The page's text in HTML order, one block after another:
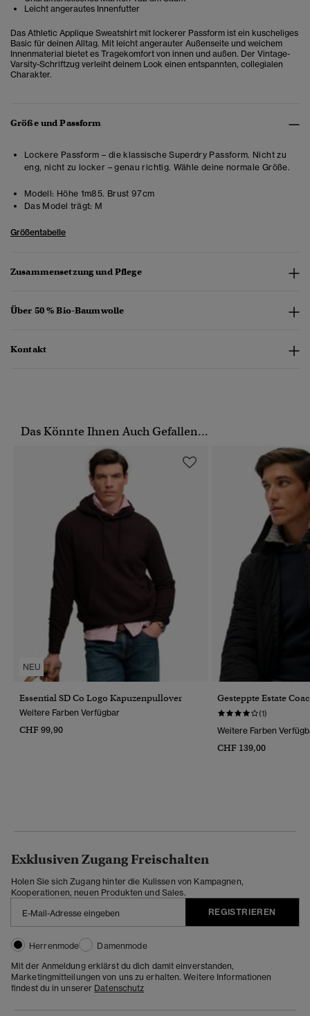
Leicht angerautes Innenfutter
Das Athletic Applique Sweatshirt mit lockerer Passform ist ein kuscheliges
Basic für deinen Alltag. Mit leicht angerauter Außenseite und weichem
Innenmaterial bietet es Tragekomfort von innen und außen. Der Vintage-
Varsity-Schriftzug verleiht deinem Look einen entspannten, collegialen
Charakter.
Größe und Passform
Lockere Passform – die klassische Superdry Passform. Nicht zu
eng, nicht zu locker – genau richtig. Wähle deine normale Größe.
Modell: Höhe 1m85. Brust 97cm
Das Model trägt: M
Größentabelle
Zusammensetzung und Pflege
Über 50 % Bio-Baumwolle
Kontakt
Das Könnte Ihnen Auch Gefallen...
NEU
Essential SD Co Logo Kapuzenpullover
Weitere Farben Verfügbar
CHF 99,90
Gesteppte Estate
(1)
Weitere Farben
CHF 139,00
Exklusiven Zugang Freischalten
Holen Sie sich Zugang hinter die Kulissen von Kampagnen,
Kooperationen, neuen Produkten und Sales.
REGISTRIEREN
Herrenmode
Damenmode
Mit der Anmeldung erklärst du dich damit einverstanden,
Marketingmitteilungen von uns zu erhalten. Weitere Informationen
findest du in unserer Datenschutz